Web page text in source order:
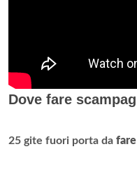
Dove fare
25 gite fuori porta da fare